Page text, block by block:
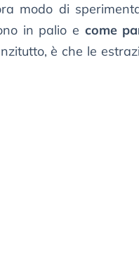
modo di
in palio e come
è che le